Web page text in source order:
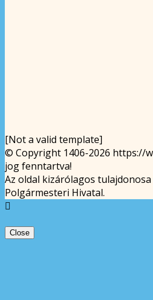
[Not a valid template]
© Copyright 1406-2026 https://
jog fenntartva!
Az oldal kizárólagos
Polgármesteri Hivatal.
Close